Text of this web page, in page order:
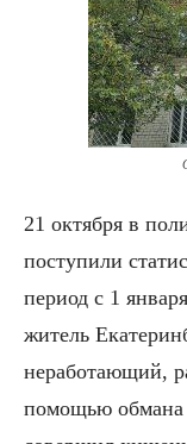
21 октября в
поступили
период с 1
житель
неработающий,
помощью обмана